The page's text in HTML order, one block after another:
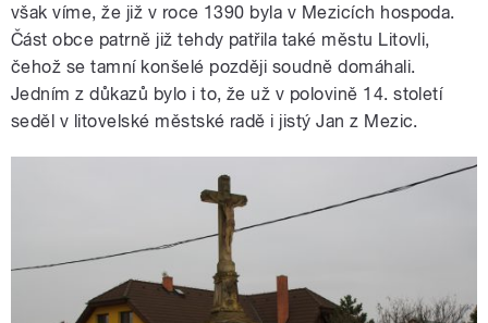
však víme, že již v roce 1390 byla v Mezicích hospoda.
Část obce patrně již tehdy patřila také městu Litovli,
čehož se tamní konšelé později soudně domáhali.
Jedním z důkazů bylo i to, že už v polovině 14. století
seděl v litovelské městské radě i jistý Jan z Mezic.